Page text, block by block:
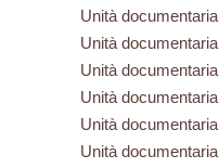
Unità documentaria
Unità documentaria
Unità documentaria
Unità documentaria
Unità documentaria
Unità documentaria